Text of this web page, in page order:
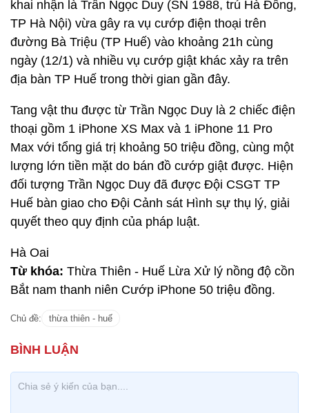
khai nhận là Trần Ngọc Duy (SN 1988, trú Hà Đông,
TP Hà Nội) vừa gây ra vụ cướp điện thoại trên
đường Bà Triệu (TP Huế) vào khoảng 21h cùng
ngày (12/1) và nhiều vụ cướp giật khác xảy ra trên
địa bàn TP Huế trong thời gian gần đây.
Tang vật thu được từ Trần Ngọc Duy là 2 chiếc điện
thoại gồm 1 iPhone XS Max và 1 iPhone 11 Pro
Max với tổng giá trị khoảng 50 triệu đồng, cùng một
lượng lớn tiền mặt do bán đồ cướp giật được. Hiện
đối tượng Trần Ngọc Duy đã được Đội CSGT TP
Huế bàn giao cho Đội Cảnh sát Hình sự thụ lý, giải
quyết theo quy định của pháp luật.
Hà Oai
Từ khóa: Thừa Thiên - Huế Lừa Xử lý nồng độ cồn
Bắt nam thanh niên Cướp iPhone 50 triệu đồng.
Chủ đề: thừa thiên - huế